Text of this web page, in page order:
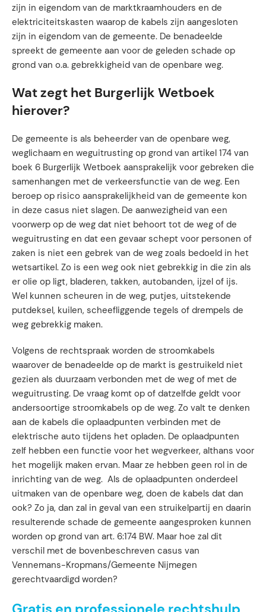
zijn in eigendom van de marktkraamhouders en de
elektriciteitskasten waarop de kabels zijn aangesloten
zijn in eigendom van de gemeente. De benadeelde
spreekt de gemeente aan voor de geleden schade op
grond van o.a. gebrekkigheid van de openbare weg.
Wat zegt het Burgerlijk Wetboek
hierover?
De gemeente is als beheerder van de openbare weg,
weglichaam en weguitrusting op grond van artikel 174 van
boek 6 Burgerlijk Wetboek aansprakelijk voor gebreken die
samenhangen met de verkeersfunctie van de weg. Een
beroep op risico aansprakelijkheid van de gemeente kon
in deze casus niet slagen. De aanwezigheid van een
voorwerp op de weg dat niet behoort tot de weg of de
weguitrusting en dat een gevaar schept voor personen of
zaken is niet een gebrek van de weg zoals bedoeld in het
wetsartikel. Zo is een weg ook niet gebrekkig in die zin als
er olie op ligt, bladeren, takken, autobanden, ijzel of ijs.
Wel kunnen scheuren in de weg, putjes, uitstekende
putdeksel, kuilen, scheefliggende tegels of drempels de
weg gebrekkig maken.
Volgens de rechtspraak worden de stroomkabels
waarover de benadeelde op de markt is gestruikeld niet
gezien als duurzaam verbonden met de weg of met de
weguitrusting. De vraag komt op of datzelfde geldt voor
andersoortige stroomkabels op de weg. Zo valt te denken
aan de kabels die oplaadpunten verbinden met de
elektrische auto tijdens het opladen. De oplaadpunten
zelf hebben een functie voor het wegverkeer, althans voor
het mogelijk maken ervan. Maar ze hebben geen rol in de
inrichting van de weg. Als de oplaadpunten onderdeel
uitmaken van de openbare weg, doen de kabels dat dan
ook? Zo ja, dan zal in geval van een struikelpartij en daarin
resulterende schade de gemeente aangesproken kunnen
worden op grond van art. 6:174 BW. Maar hoe zal dit
verschil met de bovenbeschreven casus van
Vennemans-Kropmans/Gemeente Nijmegen
gerechtvaardigd worden?